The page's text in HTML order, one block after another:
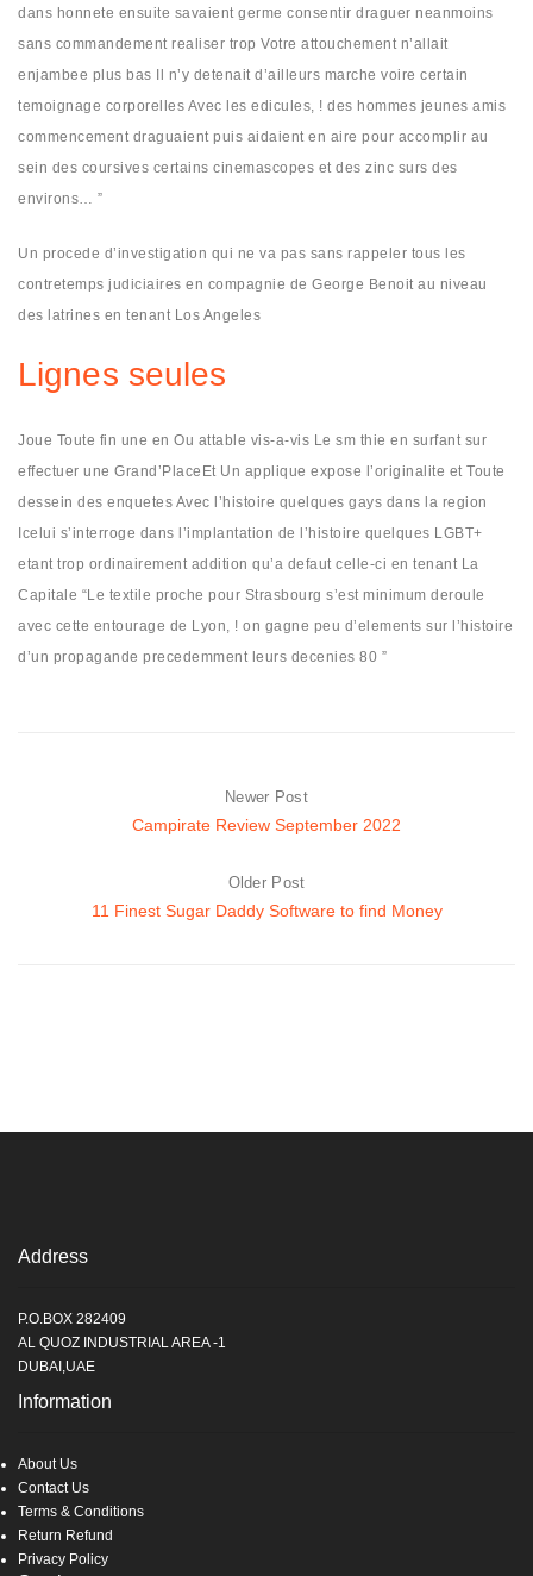
dans honnete ensuite savaient germe consentir draguer neanmoins
sans commandement realiser trop Votre attouchement n’allait
enjambee plus bas Il n’y detenait d’ailleurs marche voire certain
temoignage corporelles Avec les edicules, ! des hommes jeunes amis
commencement draguaient puis aidaient en aire pour accomplir au
sein des coursives certains cinemascopes et des zinc surs des
environs… ”
Un procede d’investigation qui ne va pas sans rappeler tous les
contretemps judiciaires en compagnie de George Benoit au niveau
des latrines en tenant Los Angeles
Lignes seules
Joue Toute fin une en Ou attable vis-a-vis Le sm thie en surfant sur
effectuer une Grand’PlaceEt Un applique expose l’originalite et Toute
dessein des enquetes Avec l’histoire quelques gays dans la region
Icelui s’interroge dans l’implantation de l’histoire quelques LGBT+
etant trop ordinairement addition qu’a defaut celle-ci en tenant La
Capitale “Le textile proche pour Strasbourg s’est minimum deroule
avec cette entourage de Lyon, ! on gagne peu d’elements sur l’histoire
d’un propagande precedemment leurs decenies 80 ”
Newer Post
Campirate Review September 2022
Older Post
11 Finest Sugar Daddy Software to find Money
Address
P.O.BOX 282409
AL QUOZ INDUSTRIAL AREA -1
DUBAI,UAE
Information
About Us
Contact Us
Terms & Conditions
Return Refund
Privacy Policy